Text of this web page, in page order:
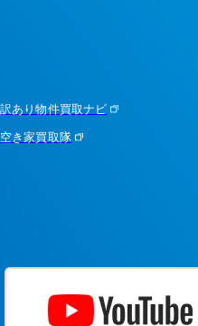
訳あり物件買取ナビ
空き家買取隊